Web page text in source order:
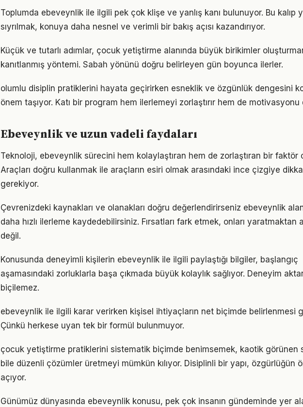
Toplumda ebeveynlik ile ilgili pek çok klişe ve yanlış kanı bulunuyor. Bu kalıp
sıyrılmak, konuya daha nesnel ve verimli bir bakış açısı kazandırıyor.
Küçük ve tutarlı adımlar, çocuk yetiştirme alanında büyük birikimler
kanıtlanmış yöntemi. Sabah yönünü doğru belirleyen gün boyunca ilerler.
olumlu disiplin pratiklerini hayata geçirirken esneklik ve özgünlük dengesini
önem taşıyor. Katı bir program hem ilerlemeyi zorlaştırır hem de motivasyonu
Ebeveynlik ve uzun vadeli faydaları
Teknoloji, ebeveynlik sürecini hem kolaylaştıran hem de zorlaştıran bir faktör
Araçları doğru kullanmak ile araçların esiri olmak arasındaki ince çizgiye
gerekiyor.
Çevrenizdeki kaynakları ve olanakları doğru değerlendirirseniz ebeveynlik
daha hızlı ilerleme kaydedebilirsiniz. Fırsatları fark etmek, onları yaratmaktan
değil.
Konusunda deneyimli kişilerin ebeveynlik ile ilgili paylaştığı bilgiler, başlangıç
aşamasındaki zorluklarla başa çıkmada büyük kolaylık sağlıyor. Deneyim
biçilemez.
ebeveynlik ile ilgili karar verirken kişisel ihtiyaçların net biçimde belirlenmesi
Çünkü herkese uyan tek bir formül bulunmuyor.
çocuk yetiştirme pratiklerini sistematik biçimde benimsemek, kaotik görünen
bile düzenli çözümler üretmeyi mümkün kılıyor. Disiplinli bir yapı, özgürlüğün
açıyor.
Günümüz dünyasında ebeveynlik konusu, pek çok insanın gündeminde yer